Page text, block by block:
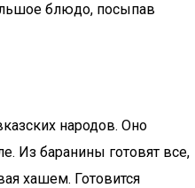
блюдо, посыпав
народов. Оно
Из баранины готовят все,
хашем. Готовится